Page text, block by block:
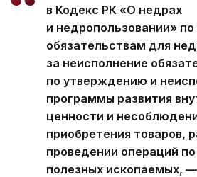
в Кодекс РК «О недрах
и недропользовании»
обязательствам для
за неисполнение
по утверждению и
программы развития
ценности и
приобретения товаров,
проведении операций
полезных ископаемых,